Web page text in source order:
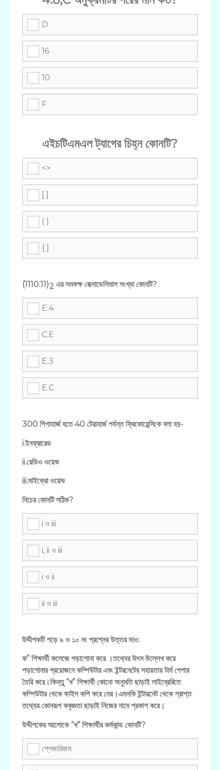
D
16
10
F
এইচটিএমএল ট্যাগের চিহ্ন কোনটি?
<>
[ ]
( )
{ }
(1110.11)2 এর সমকক্ষ হেক্সাডেসিমাল সংখ্যা কোনটি?
E.4
C.E
E.3
E.C
300 গিগাহার্জ হতে 40 টেরাহার্জ পর্যন্ত ফ্রিকোয়েন্সিকে বলা হয়-
i.ইনফ্রারেড
ii.রেডিও ওয়েভ
iii.মাইক্রো ওয়েভ
নিচের কোনটি সঠিক?
i ও iii
i, ii ও iii
i ও ii
ii ও iii
উদ্দীপকটি পড়ে ৯ ও ১০ নং প্রশ্নের উত্তর দাও:
ক” শিক্ষার্থী কলেজে পড়াশোনা করে ।তথ্যের উৎস উল্লেখ করে
পড়াশোনার প্রয়োজনে কম্পিউটার এবং ইন্টরনেটের সহায়তায় টার্ম পেপার
তৈরি করে।কিন্তুু “খ” শিক্ষার্থী কোনো অনুমতি ছাড়াই লাইব্রেরিতে
কম্পিউটার থেকে ফাইল কপি করে নেয়।এমনকি ইন্টারনেট থেকে প্রাপ্ত
তথ্যের কোনরূপ কবৃজ্ঞতা ছাড়াই নিজের নামে প্রকাশ করে।
উদ্দীপকের আলোকে “খ” শিক্ষার্থীর কর্মকান্ড কোনটি?
প্লেজারিজম